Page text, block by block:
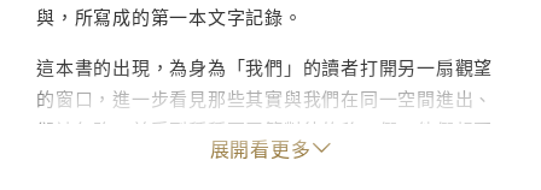
與，所寫成的第一本文字記錄。
這本書的出現，為身為「我們」的讀者打開另一扇觀望
的窗口，進一步看見那些其實與我們在同一空間進出、
卻被忽略、並受到種種不平等對待的移工們，他們想要
成為「我們」當中一份子的渴望、卻如何一再受挫的過
展開看更多